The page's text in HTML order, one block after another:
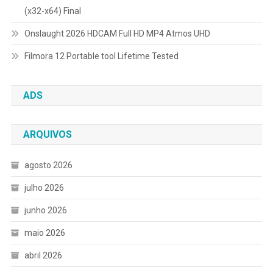
(x32-x64) Final
Onslaught 2026 HDCAM Full HD MP4 Atmos UHD
Filmora 12 Portable tool Lifetime Tested
ADS
ARQUIVOS
agosto 2026
julho 2026
junho 2026
maio 2026
abril 2026